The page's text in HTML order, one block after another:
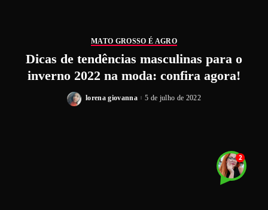
MATO GROSSO É AGRO
Dicas de tendências masculinas para o
inverno 2022 na moda: confira agora!
lorena giovanna 5 de julho de 2022